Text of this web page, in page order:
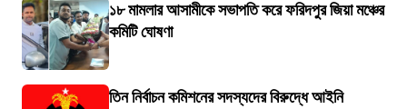
১৮ মামলার আসামীকে সভাপতি করে ফরিদপুর জিয়া মঞ্চের
কমিটি ঘোষণা
তিন নির্বাচন কমিশনের সদস্যদের বিরুদ্ধে আইনি